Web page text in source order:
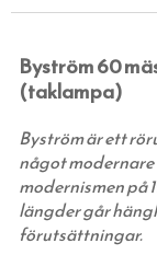
HATTAR OCH
SKOSNÖREN,
SCARFAR,
STRUMPOR
KLASSISKA
TAKLAMPOR I
BORDSLAMPOR
GOLVLAMPOR
Byström 60
(taklampa)
Byström är ett
något
modernismen på
längder går
förutsättningar.